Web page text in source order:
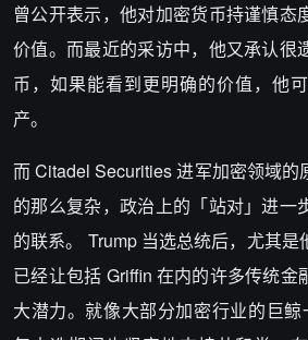
曾公开表示，他对加密货币持谨慎态
价值。而最近的采访中，他又承认很
币，如果能看到更明确的价值，他
产。
而 Citadel Securities 进军加密领域的
的那么复杂，政治上的「站对」进一
的联系。 Trump 当选总统后，尤其是
已经让包括 Griffin 在内的许多传统金
大潜力。就像大部分加密行业的巨